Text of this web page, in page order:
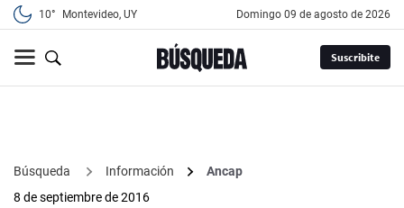
10° Montevideo, UY domingo 09 de agosto de 2026
Suscribite
Búsqueda Información
Ancap
8 de septiembre de 2016